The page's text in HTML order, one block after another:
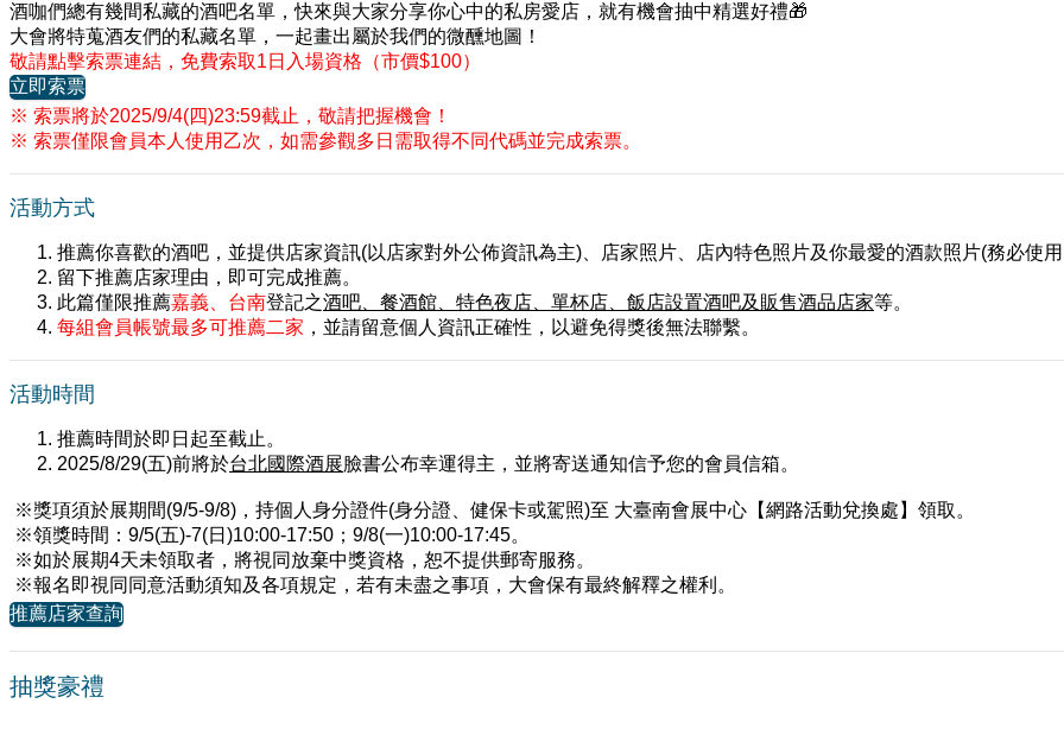
酒咖們總有幾間私藏的酒吧名單，快來與大家分享你心中的私房愛店，就有機會抽中精選好禮🎁
大會將特蒐酒友們的私藏名單，一起畫出屬於我們的微醺地圖！
敬請點擊索票連結，免費索取1日入場資格（市價$100）
立即索票
※ 索票將於2025/9/4(四)23:59截止，敬請把握機會！
※ 索票僅限會員本人使用乙次，如需參觀多日需取得不同代碼並完成索票。
活動方式
推薦你喜歡的酒吧，並提供店家資訊(以店家對外公佈資訊為主)、店家照片、店內特色照片及你最愛的酒款照片(務必使
留下推薦店家理由，即可完成推薦。
此篇僅限推薦嘉義、台南登記之酒吧、餐酒館、特色夜店、單杯店、飯店設置酒吧及販售酒品店家等。
每組會員帳號最多可推薦二家 ，並請留意個人資訊正確性，以避免得獎後無法聯繫。
活動時間
推薦時間於即日起至截止。
2025/8/29(五)前將於台北國際酒展臉書公布幸運得主，並將寄送通知信予您的會員信箱。
※獎項須於展期間(9/5-9/8)，持個人身分證件(身分證、健保卡或駕照)至 大臺南會展中心【網路活動兌換處】領取。
※領獎時間：9/5(五)-7(日)10:00-17:50；9/8(一)10:00-17:45。
※如於展期4天未領取者，將視同放棄中獎資格，恕不提供郵寄服務。
※報名即視同同意活動須知及各項規定，若有未盡之事項，大會保有最終解釋之權利。
推薦店家查詢
抽獎豪禮